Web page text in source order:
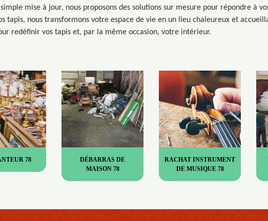
mise à jour, nous proposons des solutions sur mesure pour répondre à
tapis, nous transformons votre espace de vie en un lieu chaleureux et
redéfinir vos tapis et, par la même occasion, votre intérieur.
78
DÉBARRAS DE
MAISON 78
RACHAT INSTRUMENT
DE MUSIQUE 78